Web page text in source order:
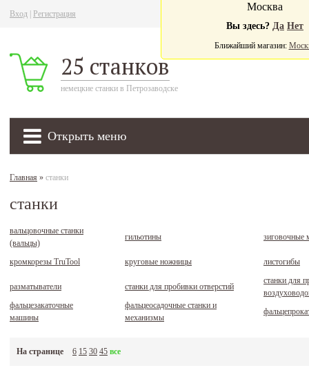
Вход Регистрация
25 станков
немецкие станки в Петрозаводске
Открыть меню
Москва
Вы здесь? Да Нет
Ближайший магазин:
Главная » станки
станки
вальцовочные станки
(вальцы)
гильотины зиговочные
кромкорезы TruTool круговые ножницы листогибы
разматыватели станки для пробивки отверстий
станки для
фальцезакаточные
машины
фальцеосадочные станки и
механизмы
На странице 6 15 30 45 все